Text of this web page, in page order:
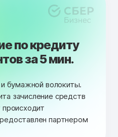
по кредиту
за 5 мин.
и бумажной волокиты.
зачисление средств
происходит
партнером